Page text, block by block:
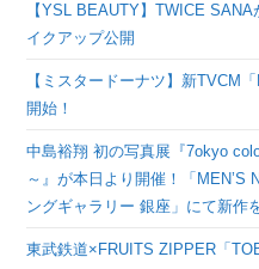
【YSL BEAUTY】TWICE SANA
イクアップ公開
【ミスタードーナツ】新TVCM
開始！
中島裕翔 初の写真展『7okyo
～』が本日より開催！「MEN’S
ングギャラリー 銀座」にて新作
東武鉄道×FRUITS ZIPPER「